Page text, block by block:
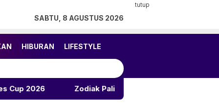
tutup
SABTU, 8 AGUSTUS 2026
HIBURAN LIFESTYLE
Zodiak Paling Beruntung 8 Agustus 2026: Leo,